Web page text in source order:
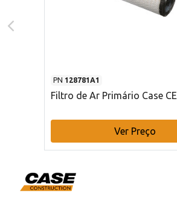
PN 128781A1
Filtro de Ar Primário Case CE
Ver Preço